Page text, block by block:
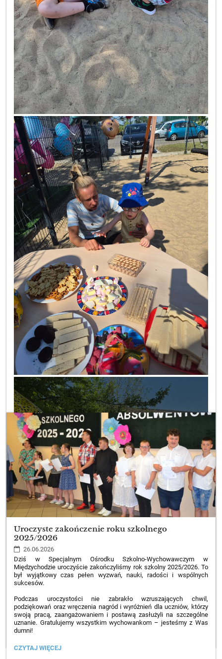
46
Uroczyste zakończenie roku szkolnego
2025/2026
26.06.2026
Dziś w Specjalnym Ośrodku Szkolno-Wychowawczym w
Międzychodzie uroczyście zakończyliśmy rok szkolny 2025/2026. To
był wyjątkowy czas pełen wyzwań, nauki, radości i wspólnych
sukcesów.
Podczas uroczystości nie zabrakło wzruszających chwil,
podziękowań oraz wręczenia nagród i wyróżnień dla uczniów, którzy
swoją pracą, zaangażowaniem i postawą zasłużyli na szczególne
uznanie. Gratulujemy wszystkim wychowankom – jesteśmy z Was
dumni!
UROCZYSTE
CZYTAJ WIĘCEJ